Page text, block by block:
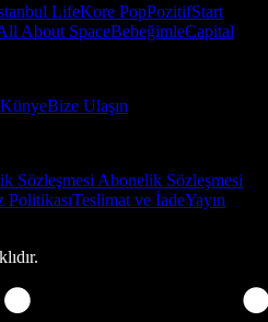
LifeKore PopPozitifStart
About SpaceBebeğimleCapital
KünyeBize Ulaşın
Sözleşmesi Abonelik Sözleşmesi
PolitikasıTeslimat ve İadeYayın